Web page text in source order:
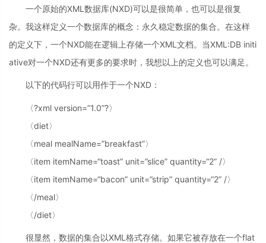
一个原始的XML数据库(NXD)可以是很简单，也可以是很复
杂。我这样定义一个数据库的概念：永久稳定数据的集合。在这样
的定义下，一个NXD能在逻辑上存储一个XML文档。当XML:DB initi
ative对一个NXD还有更多的要求时，我想以上的定义也可以满足。
以下的代码行可以用作于一个NXD：
〈?xml version=”1.0”?〉
〈diet〉
〈meal mealName=”breakfast”〉
〈item itemName=“toast” unit=”slice” quantity=“2” /〉
〈item itemName=“bacon” unit=”strip” quantity=“2” /〉
〈/meal〉
〈/diet〉
很显然，数据的集合以XML格式存储。如果它被存放在一个flat